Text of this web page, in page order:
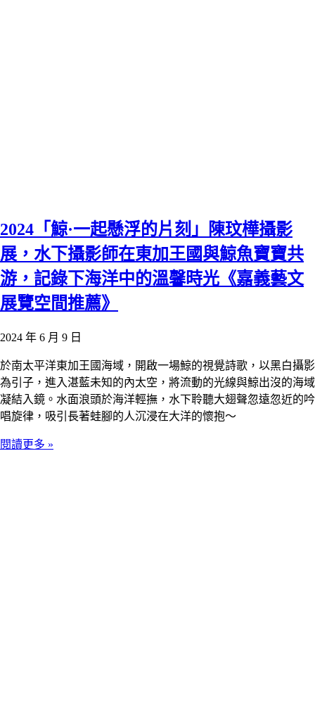
2024「鯨·一起懸浮的片刻」陳玟樺攝影
展，水下攝影師在東加王國與鯨魚寶寶共
游，記錄下海洋中的溫馨時光《嘉義藝文
展覽空間推薦》
2024 年 6 月 9 日
於南太平洋東加王國海域，開啟一場鯨的視覺詩歌，以黑白攝影
為引子，進入湛藍未知的內太空，將流動的光線與鯨出沒的海域
凝結入鏡。水面浪頭於海洋輕撫，水下聆聽大翅聲忽遠忽近的吟
唱旋律，吸引長著蛙腳的人沉浸在大洋的懷抱～
閱讀更多 »